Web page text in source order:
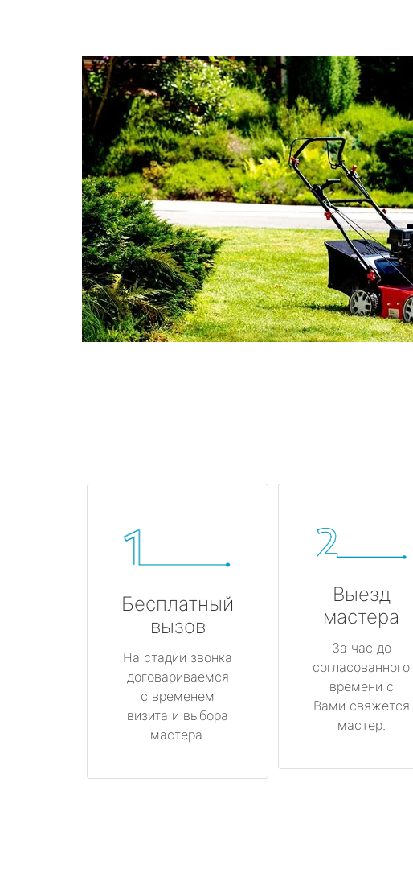
Бесплатный
вызов
На стадии звонка
договариваемся
с временем
визита и выбора
мастера.
Выезд
мастера
За час до
согласованного
времени с
Вами свяжется
мастер.